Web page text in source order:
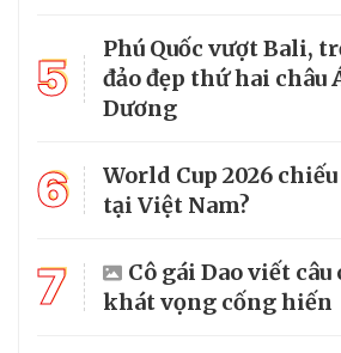
5
Phú Quốc vượt Bali,
đảo đẹp thứ hai châu
Dương
6
World Cup 2026
tại Việt Nam?
7
Cô gái Dao viết
khát vọng cống hiến